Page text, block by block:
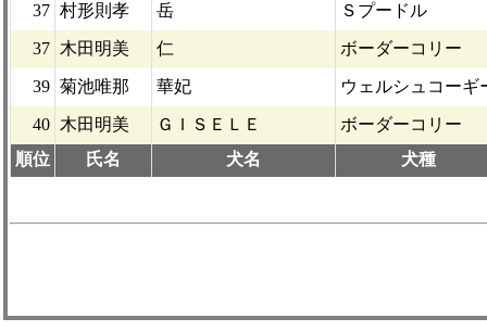
37 村形則孝 岳 Ｓプードル
37 木田明美 仁 ボーダーコリー
39 菊池唯那 華妃 ウェルシュコーギ
40 木田明美 ＧＩＳＥＬＥ
ボーダーコリー
順位
氏名 犬名 犬種